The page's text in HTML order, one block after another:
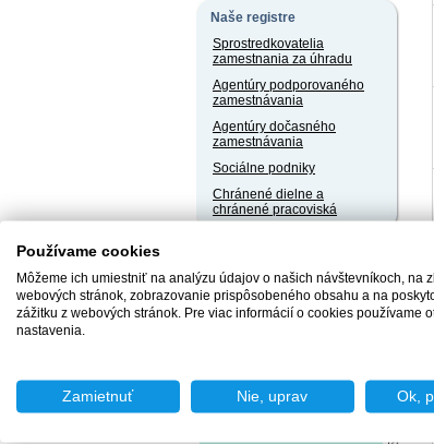
Naše registre
Sprostredkovatelia
zamestnania za úhradu
Agentúry podporovaného
zamestnávania
Agentúry dočasného
zamestnávania
Sociálne podniky
Chránené dielne a
chránené pracoviská
Používame cookies
Môžeme ich umiestniť na analýzu údajov o našich návštevníkoch, na
webových stránok, zobrazovanie prispôsobeného obsahu a na
zážitku z webových stránok. Pre viac informácií o cookies používame
nastavenia.
Zamietnuť Nie, uprav Ok,